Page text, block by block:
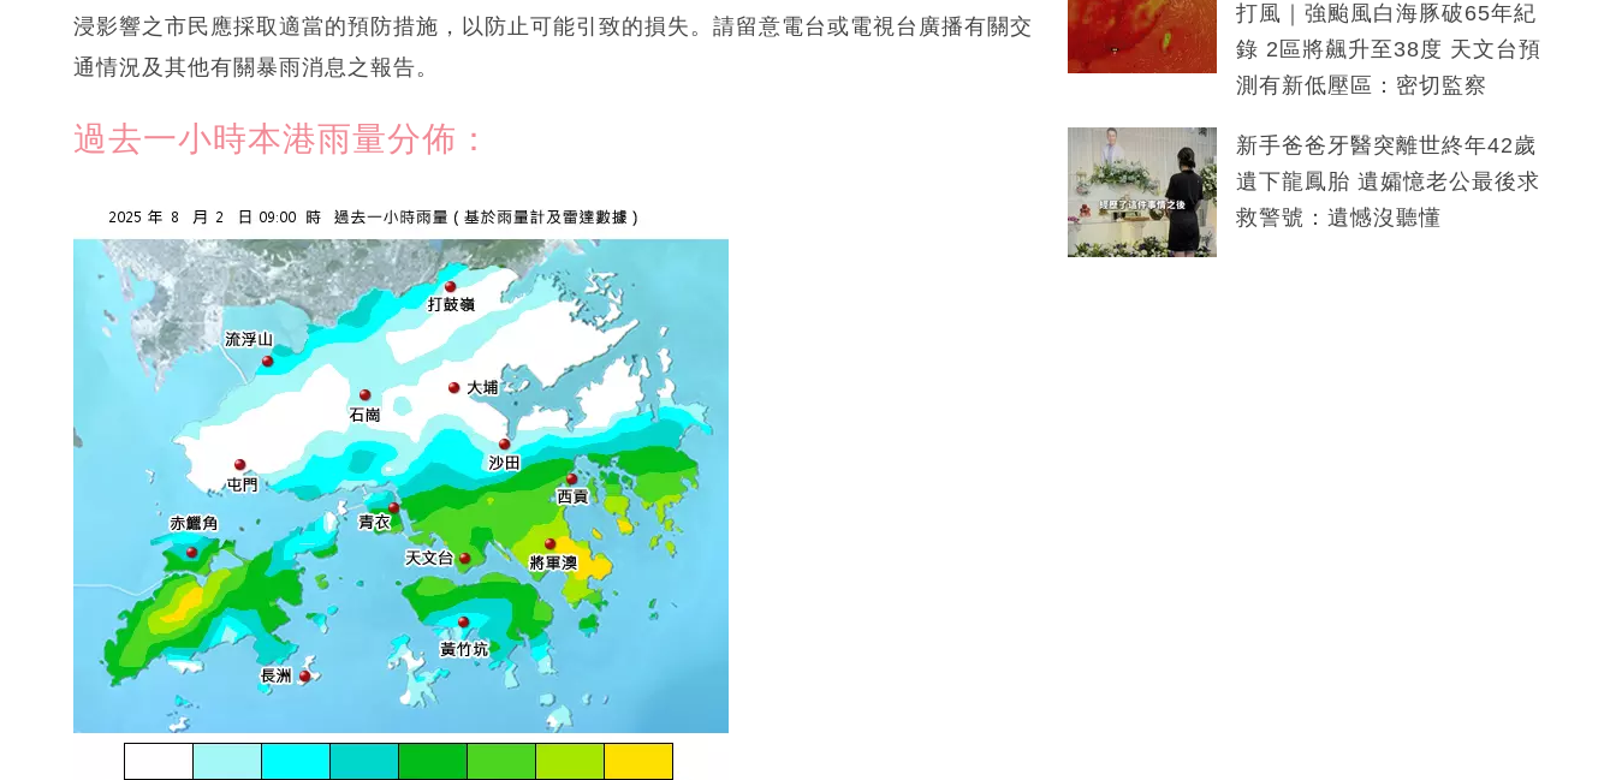
浸影響之市民應採取適當的預防措施，以防止可能引致的損失。請留意電台或電視台廣播有關交
通情況及其他有關暴雨消息之報告。
過去一小時本港雨量分佈：
打風｜強颱風白海豚破65年紀
錄 2區將飆升至38度 天文台預
測有新低壓區：密切監察
新手爸爸牙醫突離世終年42歲
遺下龍鳳胎 遺孀憶老公最後求
救警號：遺憾沒聽懂